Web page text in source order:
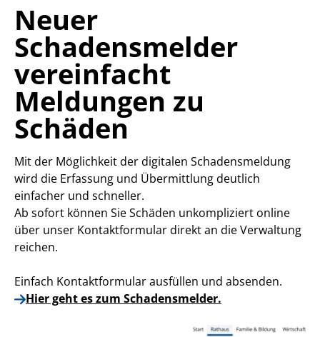
Neuer
Schadensmelder
vereinfacht
Meldungen zu
Schäden
Mit der Möglichkeit der digitalen Schadensmeldung
wird die Erfassung und Übermittlung deutlich
einfacher und schneller.
Ab sofort können Sie Schäden unkompliziert online
über unser Kontaktformular direkt an die Verwaltung
reichen.
Einfach Kontaktformular ausfüllen und absenden.
Hier geht es zum Schadensmelder.